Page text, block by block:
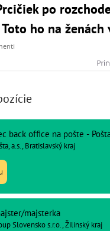
po
ho na ženách
back office na pošte -
a.s., Bratislavský kraj
majsterka
Slovensko s.r.o., Žilinský kraj